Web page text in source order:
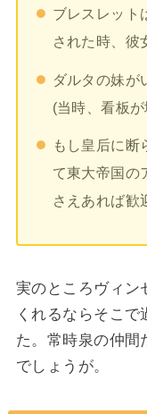
ブレスレット
された時、彼
ダルタの妹が
(当時、看板
もし皇后に断
て東大帝国の
さえあれば歓
実のところヴィン
くれるならそこ
た。常時泉の仲間
でしょうが。